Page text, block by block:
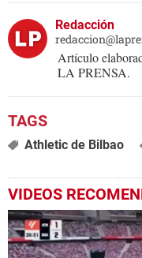
Redacción
Artículo
LA PRENSA.
Athletic de Bilbao
VIDEOS